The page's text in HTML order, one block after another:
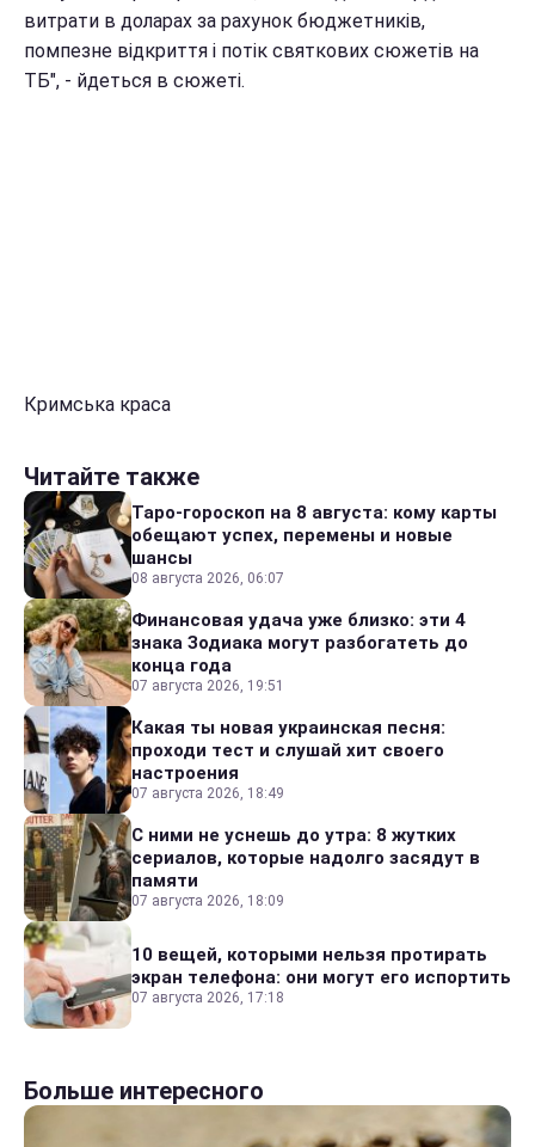
витрати в доларах за рахунок бюджетників,
помпезне відкриття і потік святкових сюжетів на
ТБ", - йдеться в сюжеті.
Кримська краса
Читайте также
Таро-гороскоп на 8 августа: кому карты
обещают успех, перемены и новые
шансы
08 августа 2026, 06:07
Финансовая удача уже близко: эти 4
знака Зодиака могут разбогатеть до
конца года
07 августа 2026, 19:51
Какая ты новая украинская песня:
проходи тест и слушай хит своего
настроения
07 августа 2026, 18:49
С ними не уснешь до утра: 8 жутких
сериалов, которые надолго засядут в
памяти
07 августа 2026, 18:09
10 вещей, которыми нельзя протирать
экран телефона: они могут его испортить
07 августа 2026, 17:18
Больше интересного